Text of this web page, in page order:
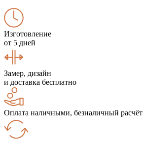
Изготовление
от 5 дней
Замер, дизайн
и доставка бесплатно
Оплата наличными, безналичный расчёт